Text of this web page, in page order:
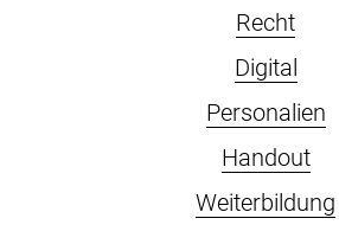
Recht
Digital
Personalien
Handout
Weiterbildung